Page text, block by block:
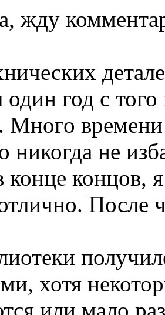
жду
год с
Много
никогда не
конце концов,
После
хотя